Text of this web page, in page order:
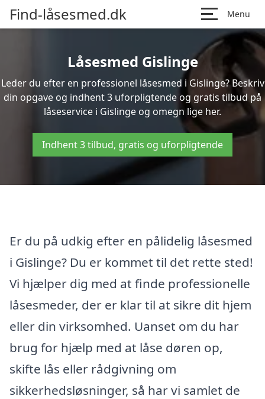
Find-låsesmed.dk Menu
Låsesmed Gislinge
Leder du efter en professionel låsesmed i Gislinge? Beskriv
din opgave og indhent 3 uforpligtende og gratis tilbud på
låseservice i Gislinge og omegn lige her.
Indhent 3 tilbud, gratis og uforpligtende
Er du på udkig efter en pålidelig låsesmed
i Gislinge? Du er kommet til det rette sted!
Vi hjælper dig med at finde professionelle
låsesmeder, der er klar til at sikre dit hjem
eller din virksomhed. Uanset om du har
brug for hjælp med at låse døren op,
skifte lås eller rådgivning om
sikkerhedsløsninger, så har vi samlet de